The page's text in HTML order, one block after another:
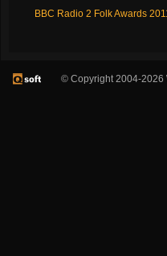
BBC Radio 2 Folk Awards
© Copyright 2004-2026